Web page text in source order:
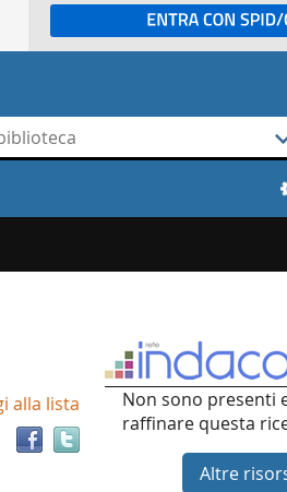
Entra con
Trova
documento
alla lista
Non sono presenti
raffinare questa
Altre